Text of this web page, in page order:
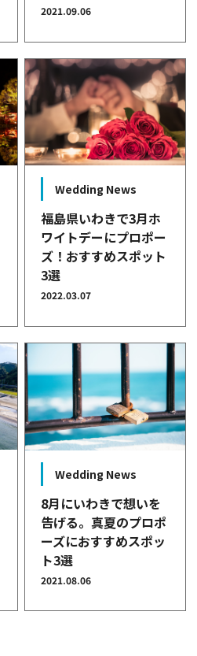
2021.09.06
Wedding News
福島県いわきで3月ホ
ワイトデーにプロポー
ズ！おすすめスポット
3選
2022.03.07
Wedding News
8月にいわきで想いを
告げる。真夏のプロポ
ーズにおすすめスポッ
ト3選
2021.08.06